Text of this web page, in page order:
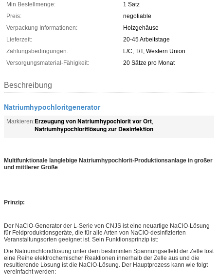
Min Bestellmenge:
1 Satz
Preis:
negotiable
Verpackung Informationen:
Holzgehäuse
Lieferzeit:
20-45 Arbeitstage
Zahlungsbedingungen:
L/C, T/T, Western Union
Versorgungsmaterial-Fähigkeit:
20 Sätze pro Monat
Beschreibung
Natriumhypochloritgenerator
Markieren:Erzeugung von Natriumhypochlorit vor Ort,
Natriumhypochloritlösung zur Desinfektion
Multifunktionale langlebige Natriumhypochlorit-Produktionsanlage in großer
und mittlerer Größe
Prinzip:
Der NaClO-Generator der L-Serie von CNJS ist eine neuartige NaClO-Lösung
für Feldproduktionsgeräte, die für alle Arten von NaClO-desinfizierten
Veranstaltungsorten geeignet ist. Sein Funktionsprinzip ist:
Die Natriumchloridlösung unter dem bestimmten Spannungseffekt der Zelle löst
eine Reihe elektrochemischer Reaktionen innerhalb der Zelle aus und die
resultierende Lösung ist die NaClO-Lösung. Der Hauptprozess kann wie folgt
vereinfacht werden: